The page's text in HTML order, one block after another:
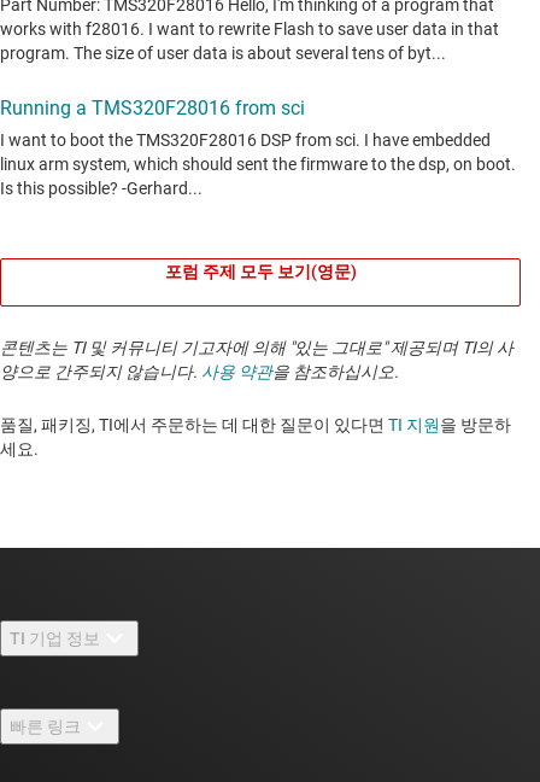
포럼 주제 모두 보기(영문)
콘텐츠는 TI 및 커뮤니티 기고자에 의해 "있는 그대로" 제공되며 TI의 사
양으로 간주되지 않습니다. 사용 약관을 참조하십시오.
품질, 패키징, TI에서 주문하는 데 대한 질문이 있다면 TI 지원을 방문하
세요. ​​​​​​​​​​​​​​
TI 기업 정보
채용
빠른 링크